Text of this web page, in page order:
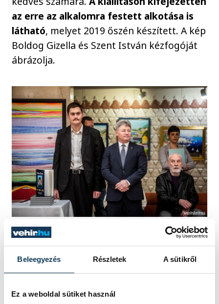
Beleegyezés Részletek A sütikről
Ez a weboldal sütiket használ
az erre az alkalomra festett alkotása is
látható, melyet 2019 őszén készített. A kép
Boldog Gizella és Szent István kézfogóját
ábrázolja.
Vollein Ferenc és Fenyvesi Zoltán a január
6-i kiállításmegnyitón a Petőfi Színház
aulájában